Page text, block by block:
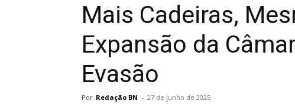
Mais Cadeiras,
Expansão da
Evasão
Por Redação BN - 27 de junho de 2025